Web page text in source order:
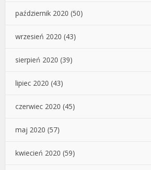
październik 2020 (50)
wrzesień 2020 (43)
sierpień 2020 (39)
lipiec 2020 (43)
czerwiec 2020 (45)
maj 2020 (57)
kwiecień 2020 (59)